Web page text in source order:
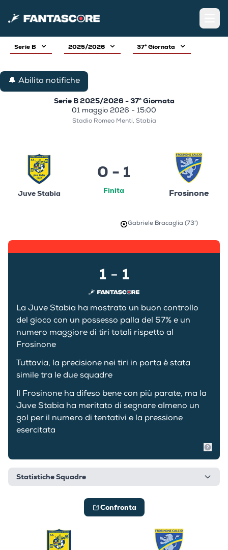
Serie B 2025/2026 37° Giornata
🔔 Abilita notifiche
Serie B 2025/2026 - 37° Giornata
01 maggio 2026 - 15:00
Stadio Romeo Menti, Stabia
Juve Stabia
0 - 1
Finita Frosinone
Gabriele Bracaglia (73')
1 - 1
La Juve Stabia ha mostrato un buon controllo
del gioco con un possesso palla del 57% e un
numero maggiore di tiri totali rispetto al
Frosinone
Tuttavia, la precisione nei tiri in porta è stata
simile tra le due squadre
Il Frosinone ha difeso bene con più parate, ma la
Juve Stabia ha meritato di segnare almeno un
gol per il numero di tentativi e la pressione
esercitata
Statistiche Squadre
Confronta